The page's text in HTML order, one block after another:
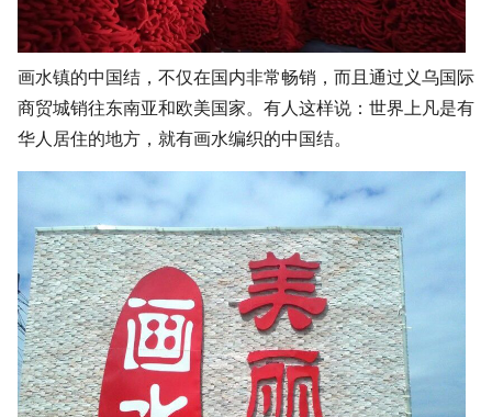
画水镇的中国结，不仅在国内非常畅销，而且通过义乌国际
商贸城销往东南亚和欧美国家。有人这样说：世界上凡是有
华人居住的地方，就有画水编织的中国结。